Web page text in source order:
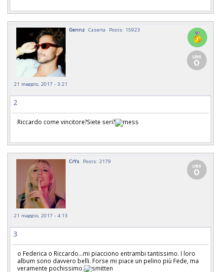
Gennz Caserta Posts: 15923
21 maggio, 2017 - 3:21
2
Riccardo come vincitore?Siete seri?
CrYs Posts: 2179
21 maggio, 2017 - 4:13
3
o Federica o Riccardo...mi piacciono entrambi tantissimo. I loro
album sono davvero belli. Forse mi piace un pelino più Fede, ma
veramente pochissimo.